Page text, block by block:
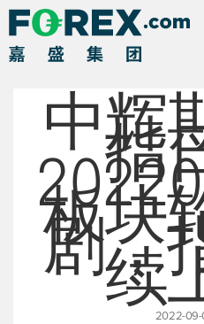
中辉
指
板块
剧，
续
2022-09-